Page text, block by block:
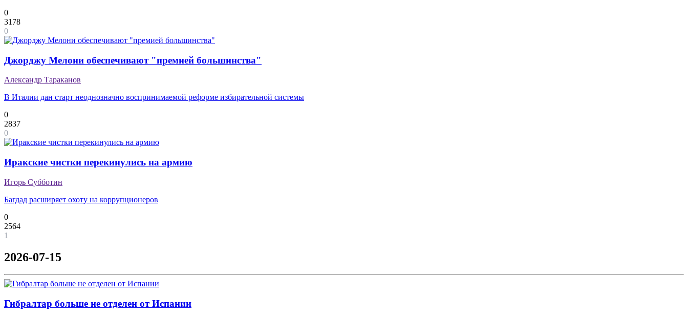
0
3178
0
Джорджу Мелони обеспечивают "премией большинства"
Александр Тараканов
В Италии дан старт неоднозначно воспринимаемой реформе избирательной системы
0
2837
0
Иракские чистки перекинулись на армию
Игорь Субботин
Багдад расширяет охоту на коррупционеров
0
2564
1
2026-07-15
Гибралтар больше не отделен от Испании